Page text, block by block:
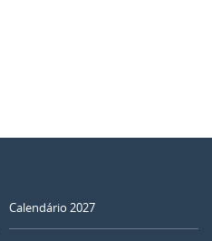
Calendário 2027